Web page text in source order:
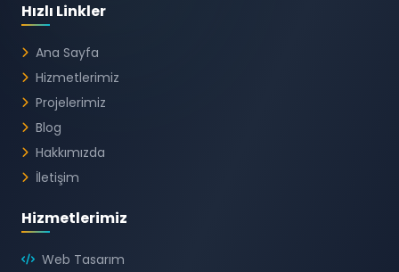
Hızlı Linkler
Ana Sayfa
Hizmetlerimiz
Projelerimiz
Blog
Hakkımızda
İletişim
Hizmetlerimiz
Web Tasarım